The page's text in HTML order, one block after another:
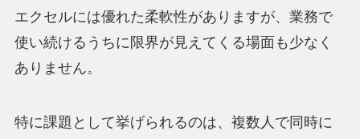
エクセルには優れた柔軟性がありますが、業務で
使い続けるうちに限界が見えてくる場面も少なく
ありません。
特に課題として挙げられるのは、複数人で同時に